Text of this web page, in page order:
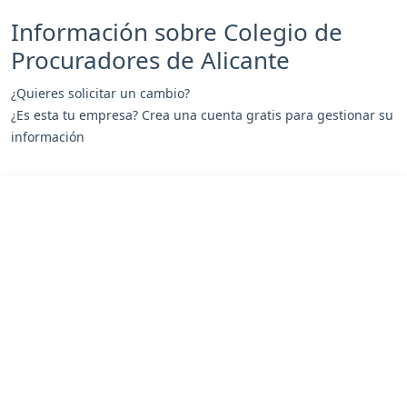
Información sobre Colegio de
Procuradores de Alicante
¿Quieres solicitar un cambio?
¿Es esta tu empresa? Crea una cuenta gratis para gestionar su
información